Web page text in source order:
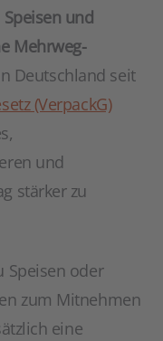
und
Mehrweg-
Deutschland seit
(VerpackG)
und
stärker zu
Speisen oder
zum Mitnehmen
eine